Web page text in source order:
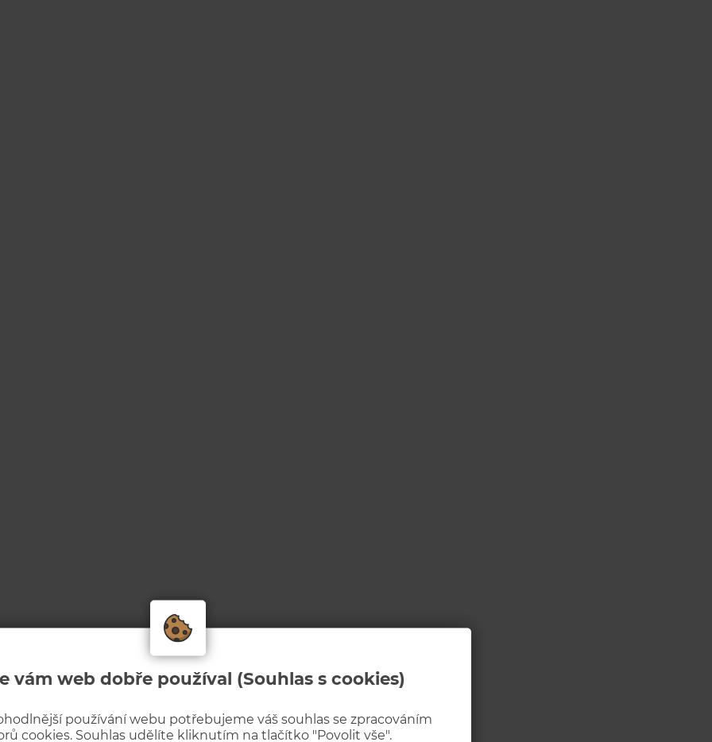
vám web dobře používal (Souhlas s cookies)
používání webu potřebujeme váš souhlas se zpracováním
cookies. Souhlas udělíte kliknutím na tlačítko "Povolit vše".